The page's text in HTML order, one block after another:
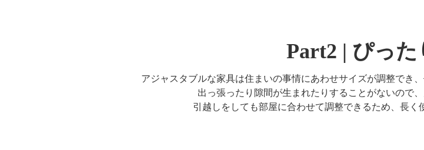
Part2 | ぴった
アジャスタブルな家具は住まいの事情にあわせサイズが調整でき
出っ張ったり隙間が生まれたりすることがないので
引越しをしても部屋に合わせて調整できるため、長く